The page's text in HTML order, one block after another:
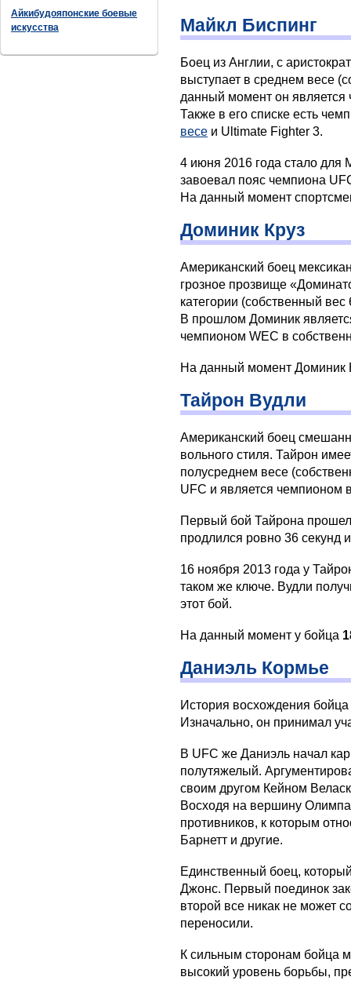
Айкибудояпонские боевые
искусства
Майкл Биспинг
Боец из Англии, с
выступает в среднем весе
данный момент он является
Также в его списке есть
весе и Ultimate Fighter 3.
4 июня 2016 года стало для
завоевал пояс чемпиона
На данный момент
Доминик Круз
Американский боец
грозное прозвище
категории (собственный вес
В прошлом Доминик
чемпионом WEC в
На данный момент Доминик
Тайрон Вудли
Американский боец
вольного стиля. Тайрон
полусреднем весе
UFC и является чемпионом
Первый бой Тайрона
продлился ровно 36 секунд
16 ноября 2013 года у
таком же ключе. Вудли
этот бой.
На данный момент у бойца
Даниэль Кормье
История восхождения
Изначально, он принимал
В UFC же Даниэль начал
полутяжелый.
своим другом Кейном
Восходя на вершину
противников, к которым
Барнетт и другие.
Единственный боец,
Джонс. Первый поединок
второй все никак не может
переносили.
К сильным сторонам бойца
высокий уровень борьбы,